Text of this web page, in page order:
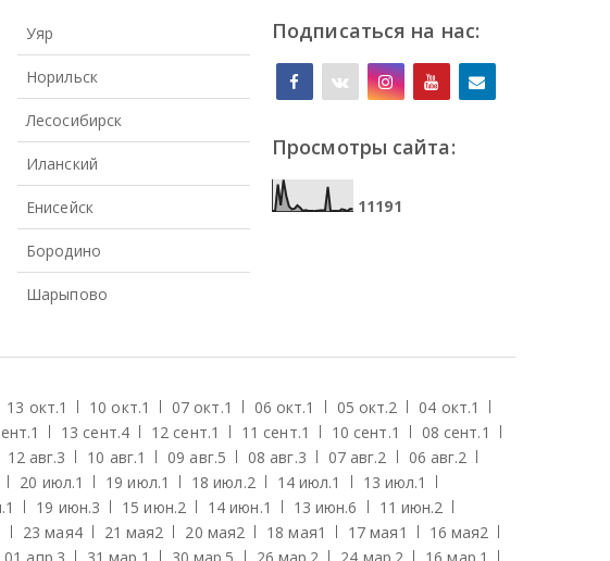
Уяр
Норильск
Лесосибирск
Иланский
Енисейск
Бородино
Шарыпово
Подписаться на нас:
Просмотры сайта:
11191
13 окт.1 10 окт.1 07 окт.1 06 окт.1 05 окт.2 04 окт.1
1 13 сент.4 12 сент.1 11 сент.1 10 сент.1 08 сент.1
12 авг.3 10 авг.1 09 авг.5 08 авг.3 07 авг.2 06 авг.2
20 июл.1 19 июл.1 18 июл.2 14 июл.1 13 июл.1
1 19 июн.3 15 июн.2 14 июн.1 13 июн.6 11 июн.2
23 мая4 21 мая2 20 мая2 18 мая1 17 мая1 16 мая2